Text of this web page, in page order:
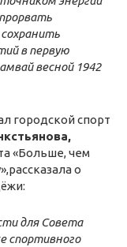
в первую
весной 1942
городской спорт
«Больше, чем
о
для Совета
спортивного